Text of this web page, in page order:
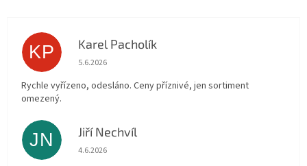
KP Karel Pacholík
Hodnocení obchodu je 4 z 5 hvězdiček.
5.6.2026
Rychle vyřízeno, odesláno. Ceny příznivé, jen sortiment
omezený.
JN Jiří Nechvíl
Hodnocení obchodu je 5 z 5 hvězdiček.
4.6.2026